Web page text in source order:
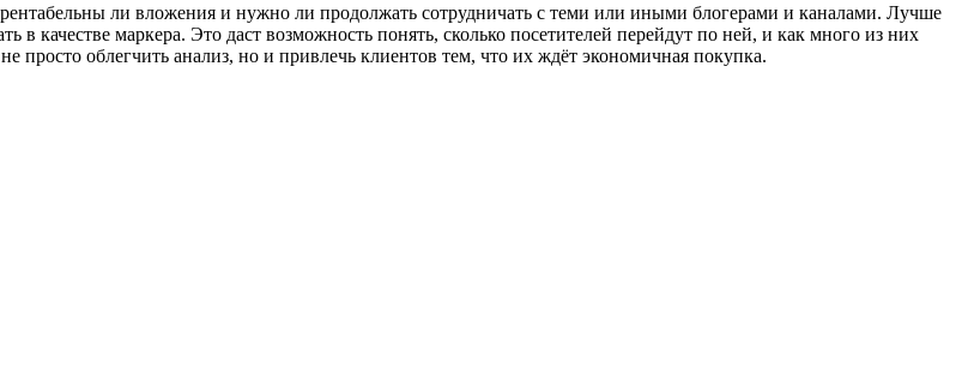
ли вложения и нужно ли продолжать сотрудничать с теми или иными блогерами и каналами. Лучше
качестве маркера. Это даст возможность понять, сколько посетителей перейдут по ней, и как много из них
просто облегчить анализ, но и привлечь клиентов тем, что их ждёт экономичная покупка.